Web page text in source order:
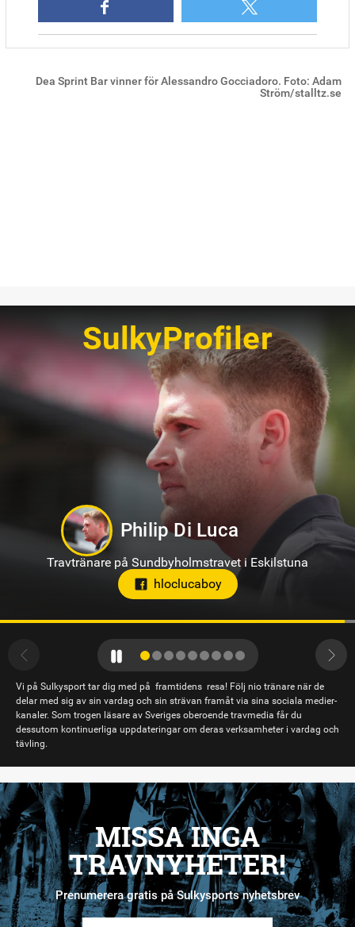
Dea Sprint Bar vinner för Alessandro Gocciadoro. Foto: Adam
Ström/stalltz.se
SulkyProfiler
Tamara Skutnabb
Travtränare på Bergsåker
Vi på Sulkysport tar dig med på framtidens resa! Följ nio tränare när de
delar med sig av sin vardag och sin strävan framåt via sina sociala medier-
kanaler. Som trogen läsare av Sveriges oberoende travmedia får du
dessutom kontinuerliga uppdateringar om deras verksamheter i vardag och
tävling.
MISSA INGA
TRAVNYHETER!
Prenumerera gratis på Sulkysports nyhetsbrev